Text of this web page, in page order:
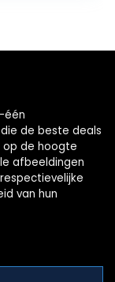
één
de beste deals
op de hoogte
afbeeldingen
van hun